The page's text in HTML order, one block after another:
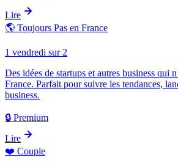
Lire
🌎 Toujours Pas en France
1 vendredi sur 2
Des idées de startups et autres business qui
France. Parfait pour suivre les tendances,
business.
🔒 Premium
Lire
❤️ Couple